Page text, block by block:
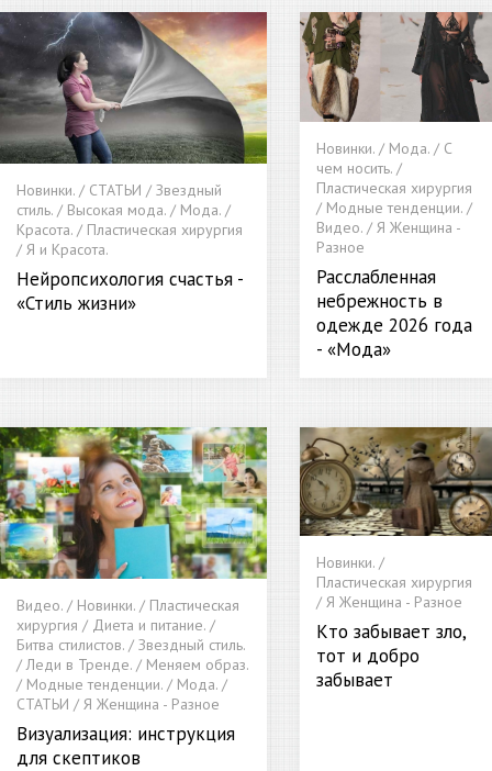
Новинки. / СТАТЬИ / Звездный
стиль. / Высокая мода. / Мода. /
Красота. / Пластическая хирургия
/ Я и Красота.
Нейропсихология счастья -
«Стиль жизни»
Новинки. / Мода. / С
чем носить. /
Пластическая хирургия
/ Модные тенденции. /
Видео. / Я Женщина -
Разное
Расслабленная
небрежность в
одежде 2026 года
- «Мода»
Видео. / Новинки. / Пластическая
хирургия / Диета и питание. /
Битва стилистов. / Звездный стиль.
/ Леди в Тренде. / Меняем образ.
/ Модные тенденции. / Мода. /
СТАТЬИ / Я Женщина - Разное
Визуализация: инструкция
для скептиков
Новинки. /
Пластическая хирургия
/ Я Женщина - Разное
Кто забывает зло,
тот и добро
забывает